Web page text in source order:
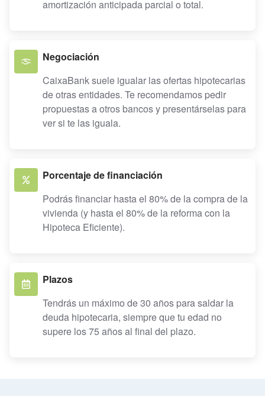
amortización anticipada parcial o total.
Negociación
CaixaBank suele igualar las ofertas hipotecarias
de otras entidades. Te recomendamos pedir
propuestas a otros bancos y presentárselas para
ver si te las iguala.
Porcentaje de financiación
Podrás financiar hasta el 80% de la compra de la
vivienda (y hasta el 80% de la reforma con la
Hipoteca Eficiente).
Plazos
Tendrás un máximo de 30 años para saldar la
deuda hipotecaria, siempre que tu edad no
supere los 75 años al final del plazo.